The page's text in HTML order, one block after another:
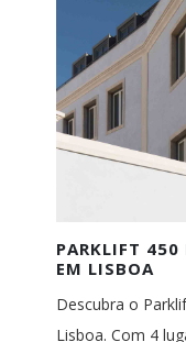
PARKLIFT
EM LISBOA
Descubra o
Lisboa. Com 4